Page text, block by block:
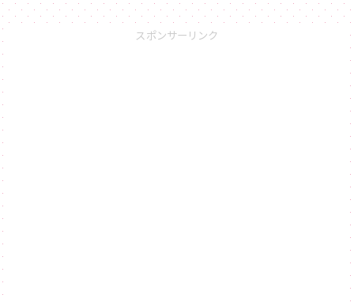
スポンサーリンク